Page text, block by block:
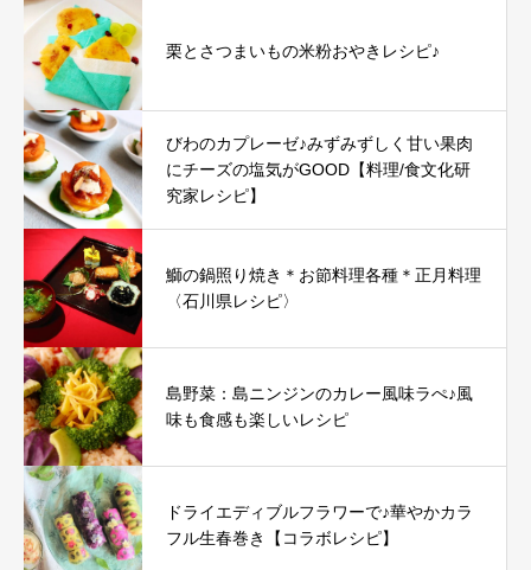
栗とさつまいもの米粉おやきレシピ♪
びわのカプレーゼ♪みずみずしく甘い果肉
にチーズの塩気がGOOD【料理/食文化研
究家レシピ】
鰤の鍋照り焼き＊お節料理各種＊正月料理
〈石川県レシピ〉
島野菜：島ニンジンのカレー風味ラぺ♪風
味も食感も楽しいレシピ
ドライエディブルフラワーで♪華やかカラ
フル生春巻き【コラボレシピ】